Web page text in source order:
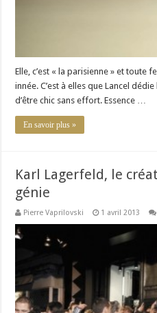
Elle, c’est « la parisienne » et toute
innée. C’est à elles que Lancel
d’être chic sans effort. Essence …
En savoir plus »
Karl Lagerfeld, le
génie
Pierre Vaprilovski 1 avril 2013